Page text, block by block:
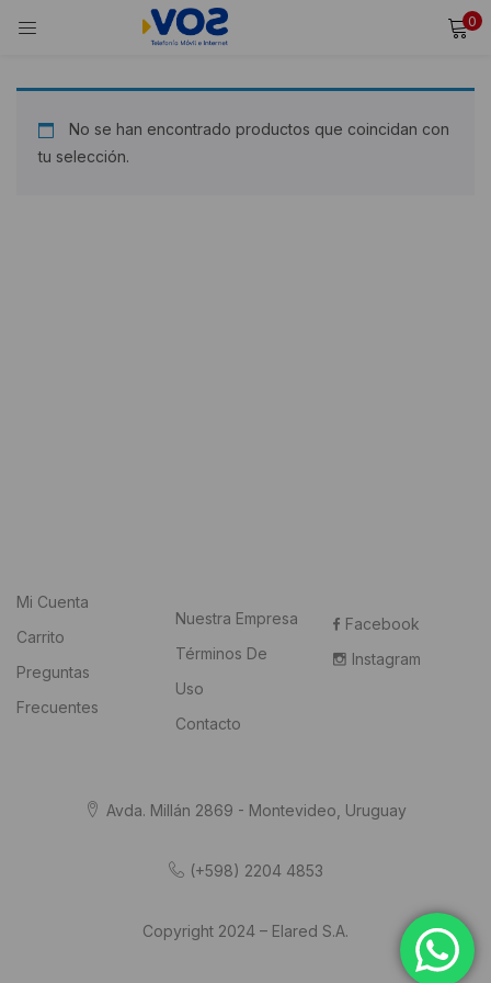
0
INICIAR SESIÓN
No se han encontrado productos que coincidan con
tu selección.
Mi Cuenta
Carrito
Preguntas
Frecuentes
Nuestra Empresa
Términos De
Uso
Contacto
Facebook
Instagram
Avda. Millán 2869 - Montevideo, Uruguay
(+598) 2204 4853
Copyright 2024 – Elared S.A.